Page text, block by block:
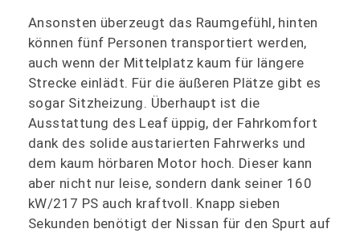
Ansonsten überzeugt das Raumgefühl, hinten
können fünf Personen transportiert werden,
auch wenn der Mittelplatz kaum für längere
Strecke einlädt. Für die äußeren Plätze gibt es
sogar Sitzheizung. Überhaupt ist die
Ausstattung des Leaf üppig, der Fahrkomfort
dank des solide austarierten Fahrwerks und
dem kaum hörbaren Motor hoch. Dieser kann
aber nicht nur leise, sondern dank seiner 160
kW/217 PS auch kraftvoll. Knapp sieben
Sekunden benötigt der Nissan für den Spurt auf